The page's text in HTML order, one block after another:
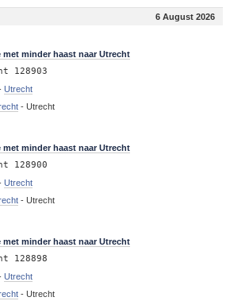
6 August 2026
met minder haast naar Utrecht
128903
Utrecht
- Utrecht
met minder haast naar Utrecht
128900
Utrecht
- Utrecht
met minder haast naar Utrecht
128898
Utrecht
- Utrecht